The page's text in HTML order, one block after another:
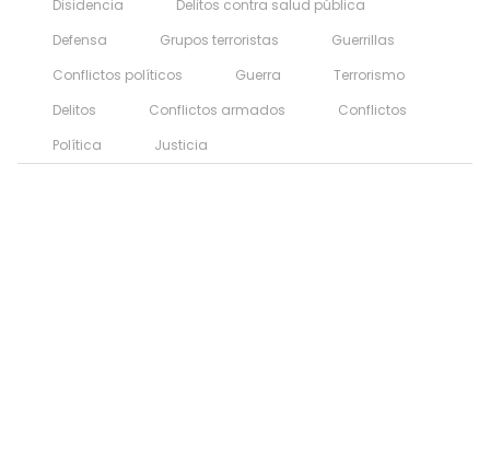
Disidencia
Delitos contra salud pública
Defensa
Grupos terroristas
Guerrillas
Conflictos políticos
Guerra
Terrorismo
Delitos
Conflictos armados
Conflictos
Política
Justicia